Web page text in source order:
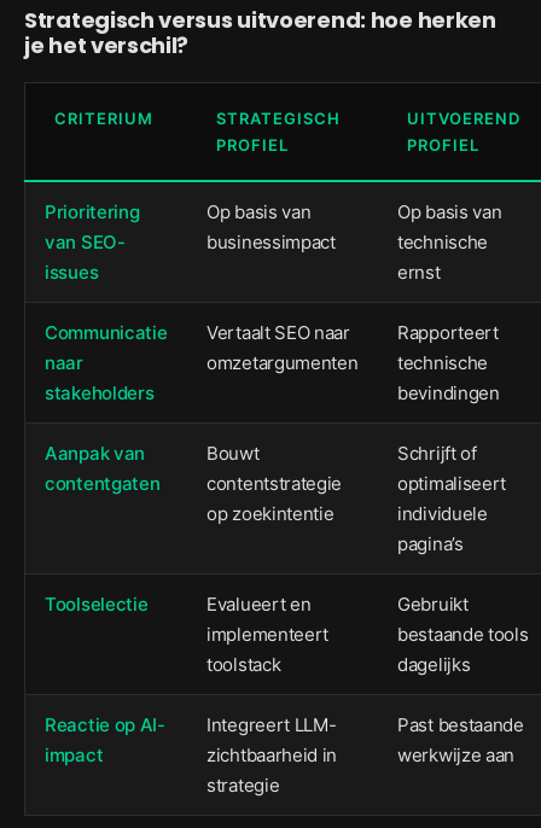
Strategisch versus uitvoerend: hoe herken
je het verschil?
CRITERIUM
STRATEGISCH
PROFIEL
UITVOEREND
PROFIEL
Prioritering
van SEO-
issues
Op basis van
businessimpact
Op basis van
technische
ernst
Communicatie
naar
stakeholders
Vertaalt SEO naar
omzetargumenten
Rapporteert
technische
bevindingen
Aanpak van
contentgaten
Bouwt
contentstrategie
op zoekintentie
Schrijft of
optimaliseert
individuele
pagina’s
Toolselectie
Evalueert en
implementeert
toolstack
Gebruikt
bestaande tools
dagelijks
Reactie op AI-
impact
Integreert LLM-
zichtbaarheid in
strategie
Past bestaande
werkwijze aan